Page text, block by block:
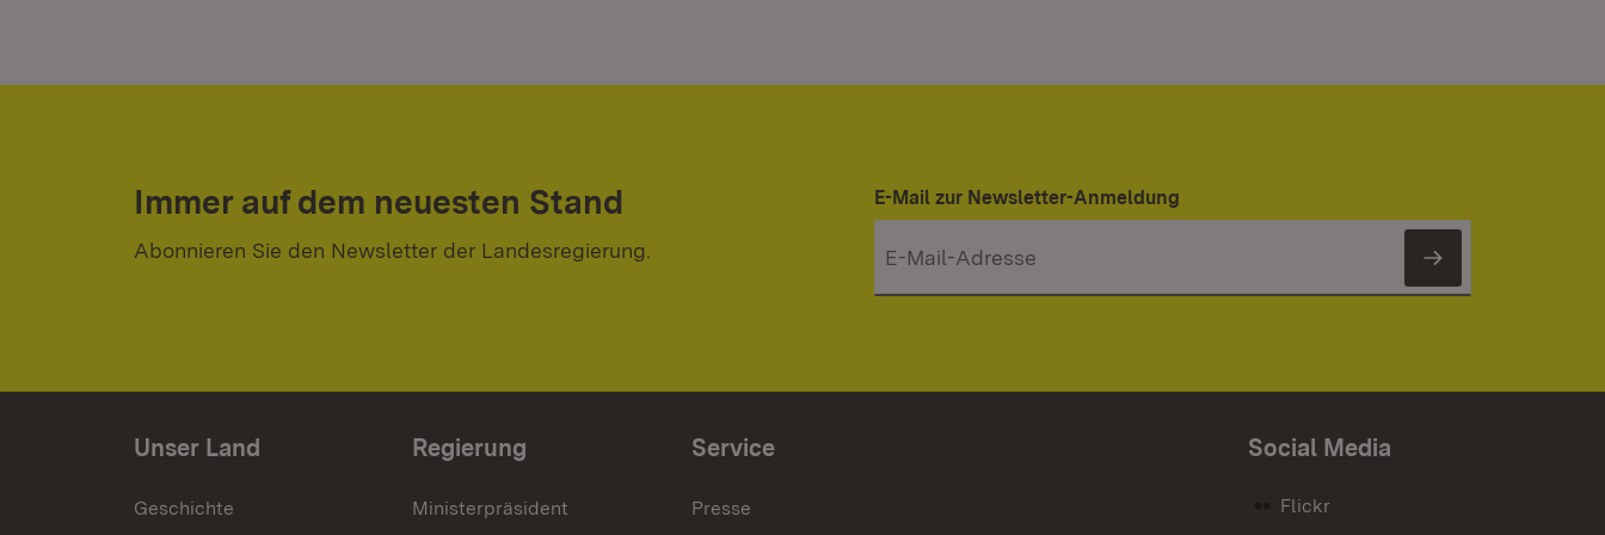
Immer auf dem neuesten Stand
Abonnieren Sie den Newsletter der Landesregierung.
E-Mail zur Newsletter-Anmeldung
Newsletter
Unser Land
Geschichte
Regierung
Ministerpräsident
Service
Presse
Social Media
Flickr